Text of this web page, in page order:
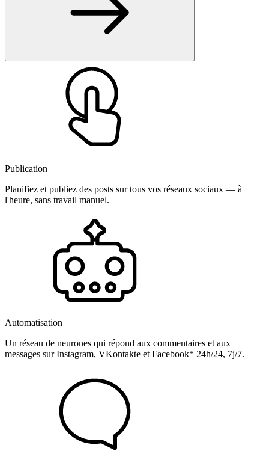
Publication
Planifiez et publiez des posts sur tous vos réseaux sociaux — à
l'heure, sans travail manuel.
Automatisation
Un réseau de neurones qui répond aux commentaires et aux
messages sur Instagram, VKontakte et Facebook* 24h/24, 7j/7.